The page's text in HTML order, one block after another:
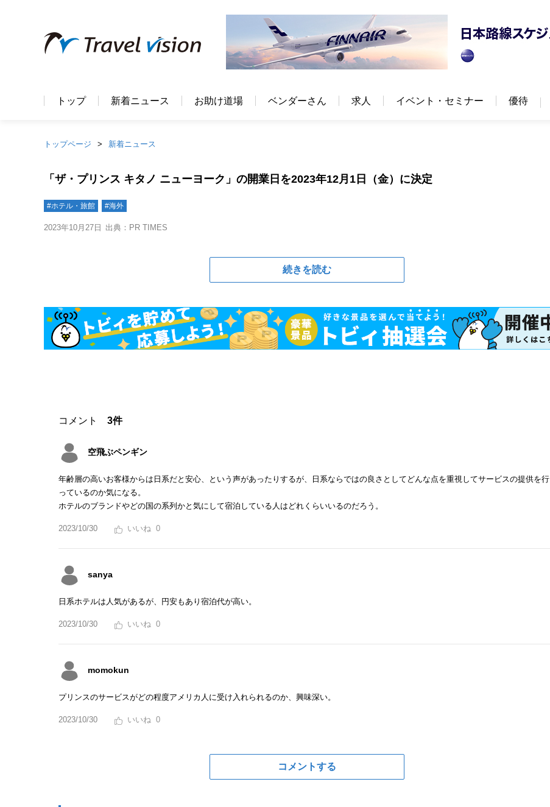
トップ 新着ニュース お助け道場 ベンダーさん 求人 イベント・セミナー 優待
トップページ 新着ニュース
「ザ・プリンス キタノ ニューヨーク」の開業日を2023年12月1日（金）に決定
#ホテル・旅館 #海外
2023年10月27日 出典：PR TIMES
続きを読む
コメント 3件
空飛ぶペンギン
年齢層の高いお客様からは日系だと安心、という声があったりするが、日系ならではの良さとしてどんな点を重視してサービスの提供を行
っているのか気になる。
ホテルのブランドやどの国の系列かと気にして宿泊している人はどれくらいいるのだろう。
2023/10/30 0
sanya
日系ホテルは人気があるが、円安もあり宿泊代が高い。
2023/10/30 0
momokun
プリンスのサービスがどの程度アメリカ人に受け入れられるのか、興味深い。
2023/10/30 0
コメントする